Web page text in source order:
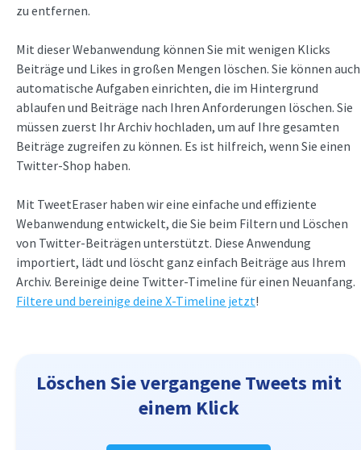
zu entfernen.
Mit dieser Webanwendung können Sie mit wenigen Klicks
Beiträge und Likes in großen Mengen löschen. Sie können auch
automatische Aufgaben einrichten, die im Hintergrund
ablaufen und Beiträge nach Ihren Anforderungen löschen. Sie
müssen zuerst Ihr Archiv hochladen, um auf Ihre gesamten
Beiträge zugreifen zu können. Es ist hilfreich, wenn Sie einen
Twitter-Shop haben.
Mit TweetEraser haben wir eine einfache und effiziente
Webanwendung entwickelt, die Sie beim Filtern und Löschen
von Twitter-Beiträgen unterstützt. Diese Anwendung
importiert, lädt und löscht ganz einfach Beiträge aus Ihrem
Archiv. Bereinige deine Twitter-Timeline für einen Neuanfang.
Filtere und bereinige deine X-Timeline jetzt!
Löschen Sie vergangene Tweets mit
einem Klick